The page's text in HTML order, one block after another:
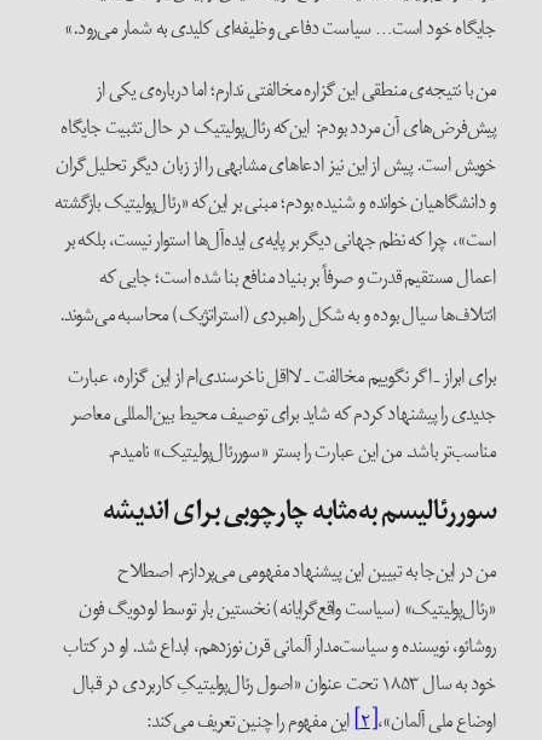
جایگاه خود است… سیاست دفاعی وظیفه‌ای کلیدی به شمار می‌رود.»
من با نتیجه‌‌ی منطقی این گزاره مخالفتی ندارم؛ اما درباره‌ی یکی از
پیش‌فرض‌های آن مردد بودم: این‌که رئال‌پولیتیک در حال تثبیت جایگاه
خویش است. پیش از این نیز ادعاهای مشابهی را از زبان دیگر تحلیل‌گران
و دانشگاهیان خوانده و شنیده بودم؛ مبنی بر این‌که «رئال‌پولیتیک بازگشته
است»، چرا که نظم جهانی دیگر بر پایه‌‌ی ایده‌آل‌ها استوار نیست، بلکه بر
اعمال مستقیم قدرت و صرفاً بر بنیاد منافع بنا شده است؛ جایی که
ائتلاف‌ها سیال بوده و به شکل راهبردی (استراتژیک) محاسبه می‌شوند.
برای ابراز ـ اگر نگوییم مخالفت ـ لااقل ناخرسندی‌ام از این گزاره، عبارت
جدیدی را پیشنهاد کردم که شاید برای توصیف محیط بین‌المللی معاصر
مناسب‌تر باشد. من این عبارت را بستر «سوررئال‌پولیتیک» نامیدم.
سوررئالیسم به‌مثابه چارچوبی برای اندیشه
من در این‌جا به تبیین این پیشنهاد مفهومی می‌پردازم. اصطلاح
«رئال‌پولیتیک» (سیاست واقع‌گرایانه) نخستین بار توسط لودویگ فون
روشائو، نویسنده و سیاست‌مدار آلمانی قرن نوزدهم، ابداع شد. او در کتاب
خود به سال ۱۸۵۳ تحت عنوان «اصول رئال‌پولیتیکِ کاربردی در قبال
اوضاع ملی آلمان»،[۲] این مفهوم را چنین تعریف می‌کند: